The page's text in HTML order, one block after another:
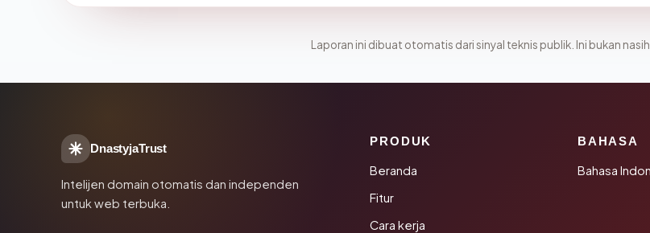
Laporan ini dibuat otomatis dari sinyal teknis publik. Ini bukan
DnastyjaTrust
Intelijen domain otomatis dan independen
untuk web terbuka.
PRODUK
Beranda
Fitur
Cara kerja
BAHASA
Bahasa